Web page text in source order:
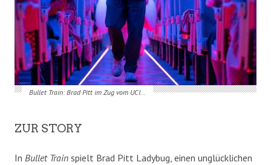
Bullet Train: Brad Pitt im Zug vom UCI…
ZUR STORY
In Bullet Train spielt Brad Pitt Ladybug, einen unglücklichen